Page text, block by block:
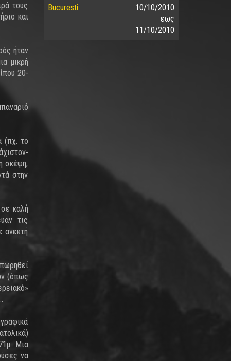
τους
και
ήταν
μικρή
20-
(πχ. το
σκέψη,
στην
καλή
τις
ανεκτή
(όπως
Μια
να
Bucuresti
10/10/2010
εως
11/10/2010